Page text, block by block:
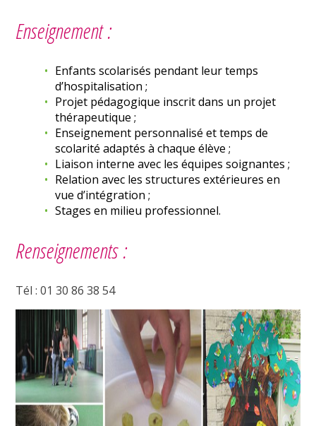
Enseignement :
Enfants scolarisés pendant leur temps
d’hospitalisation ;
Projet pédagogique inscrit dans un projet
thérapeutique ;
Enseignement personnalisé et temps de
scolarité adaptés à chaque élève ;
Liaison interne avec les équipes soignantes ;
Relation avec les structures extérieures en
vue d’intégration ;
Stages en milieu professionnel.
Renseignements :
Tél : 01 30 86 38 54